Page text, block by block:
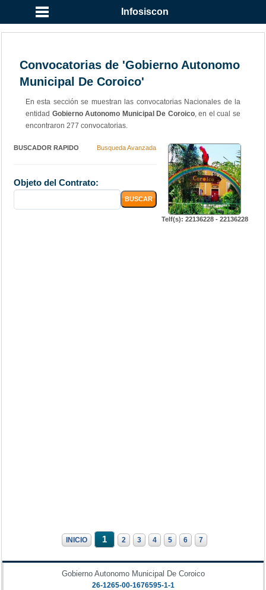
Infosiscon
Convocatorias de 'Gobierno Autonomo
Municipal De Coroico'
En esta sección se muestran las convocatorias Nacionales de la
entidad Gobierno Autonomo Municipal De Coroico, en el cual se
encontraron 277 convocatorias.
BUSCADOR RAPIDO Busqueda Avanzada
Objeto del Contrato:
Telf(s): 22136228 - 22136228
INICIO 1 2 3 4 5 6 7
Gobierno Autonomo Municipal De Coroico
26-1265-00-1676595-1-1